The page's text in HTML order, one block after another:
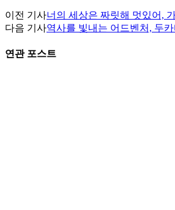
이전 기사너의 세상은 짜릿해 멋있어,
다음 기사역사를 빛내는 어드벤처, 두
연관 포스트